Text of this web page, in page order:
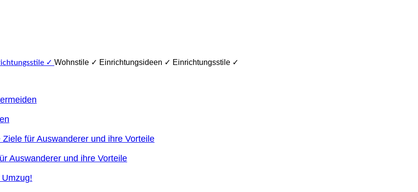
Wohnstile ✓ Einrichtungsideen ✓ Einrichtungsstile ✓
Auswanderer und ihre Vorteile